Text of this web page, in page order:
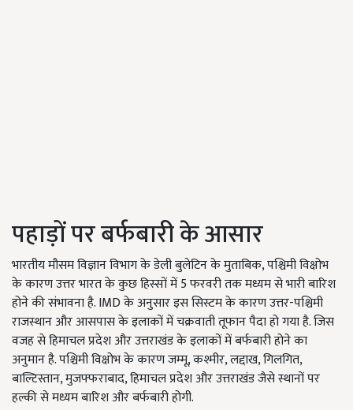
पहाड़ों पर बर्फबारी के आसार
भारतीय मौसम विज्ञान विभाग के डेली बुलेटिन के मुताबिक, पश्चिमी विक्षोभ
के कारण उत्तर भारत के कुछ हिस्सों में 5 फरवरी तक मध्यम से भारी बारिश
होने की संभावना है. IMD के अनुसार इस सिस्टम के कारण उत्तर-पश्चिमी
राजस्थान और आसपास के इलाकों में चक्रवाती तूफान पैदा हो गया है. जिस
वजह से हिमाचल प्रदेश और उत्तराखंड के इलाकों में बर्फबारी होने का
अनुमान है. पश्चिमी विक्षोभ के कारण जम्मू, कश्मीर, लद्दाख, गिलगित,
बाल्टिस्तान, मुजफ्फराबाद, हिमाचल प्रदेश और उत्तराखंड जैसे स्थानों पर
हल्की से मध्यम बारिश और बर्फबारी होगी.